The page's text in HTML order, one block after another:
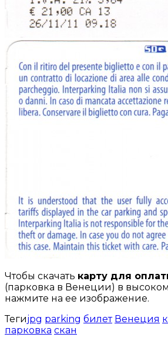
Чтобы скачать карту для
(парковка в Венеции) в
нажмите на ее изображение.
Тегиjpg parking билет Венеция
парковка скан